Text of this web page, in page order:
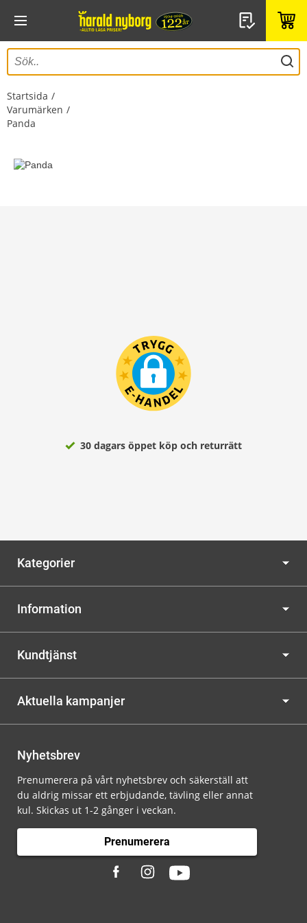
Startsida
Varumärken
Panda
30 dagars öppet köp och returrätt
Kategorier
Information
Kundtjänst
Aktuella kampanjer
Nyhetsbrev
Prenumerera på vårt nyhetsbrev och säkerställ att
du aldrig missar ett erbjudande, tävling eller annat
kul. Skickas ut 1-2 gånger i veckan.
Prenumerera